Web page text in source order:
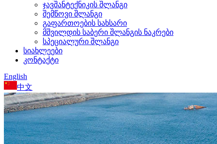
ჯავშანტექნიკის შლანგი
შემწოვი შლანგი
გაფართოების სახსარი
მშვილდის საბერი შლანგის ნაკრები
სპეციალური შლანგი
სიახლეები
კონტაქტი
English
中文